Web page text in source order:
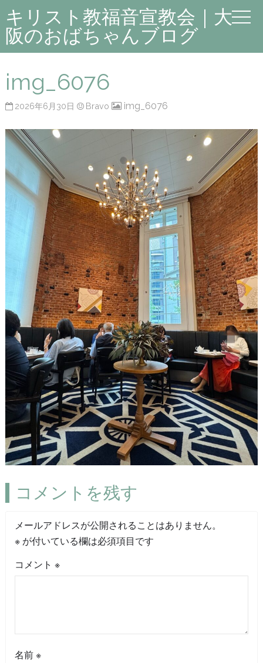
キリスト教福音宣教会｜大
阪のおばちゃんブログ
img_6076
2026年6月30日 Bravo img_6076
コメントを残す
メールアドレスが公開されることはありません。
※が付いている欄は必須項目です
コメント ※
名前 ※